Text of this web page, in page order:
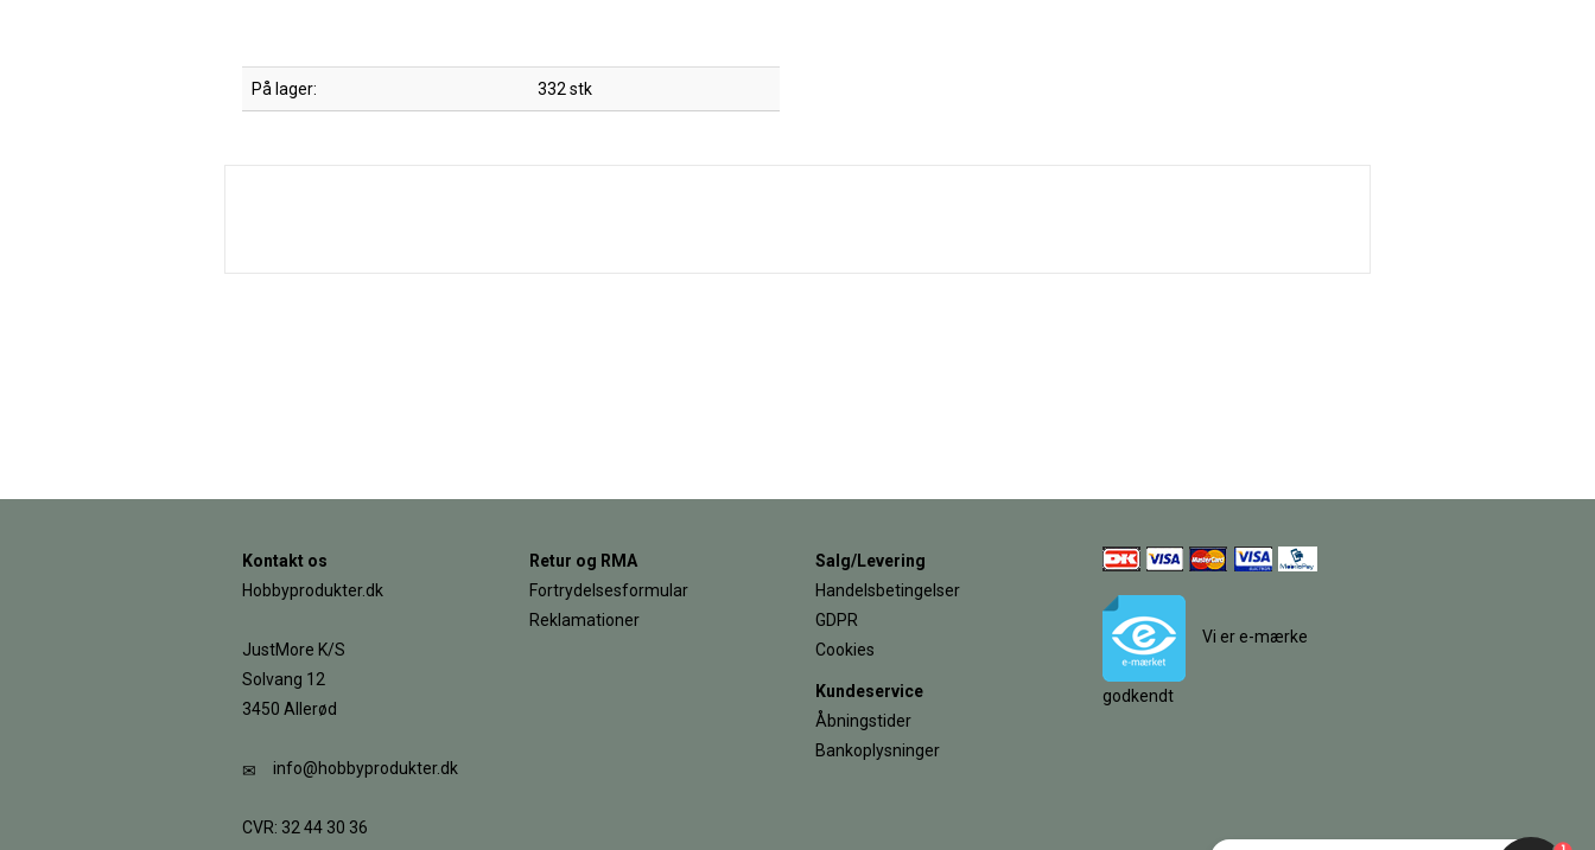
På lager: 332 stk
Kontakt os
Hobbyprodukter.dk
JustMore K/S
Solvang 12
3450 Allerød
info@hobbyprodukter.dk
CVR: 32 44 30 36
Retur og RMA
Fortrydelsesformular
Reklamationer
Salg/Levering
Handelsbetingelser
GDPR
Cookies
Kundeservice
Åbningstider
Bankoplysninger
Vi er e-mærke
godkendt